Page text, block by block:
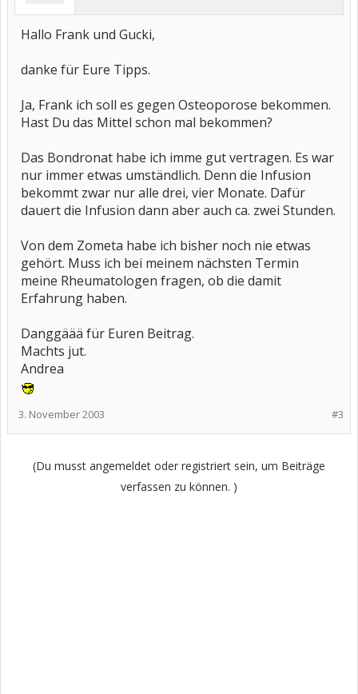
Hallo Frank und Gucki,
danke für Eure Tipps.
Ja, Frank ich soll es gegen Osteoporose bekommen.
Hast Du das Mittel schon mal bekommen?
Das Bondronat habe ich imme gut vertragen. Es war
nur immer etwas umständlich. Denn die Infusion
bekommt zwar nur alle drei, vier Monate. Dafür
dauert die Infusion dann aber auch ca. zwei Stunden.
Von dem Zometa habe ich bisher noch nie etwas
gehört. Muss ich bei meinem nächsten Termin
meine Rheumatologen fragen, ob die damit
Erfahrung haben.
Danggäää für Euren Beitrag.
Machts jut.
Andrea
#3
3. November 2003
(Du musst angemeldet oder registriert sein, um Beiträge
verfassen zu können. )